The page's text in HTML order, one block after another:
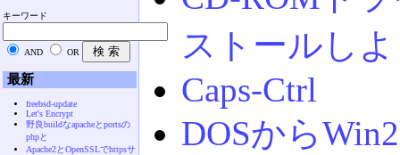
ストールし
Caps-Ctrl
DOSから
キーワード
AND OR
最新
freebsd-update
Let's Encrypt
野良buildなapacheとportsの
phpと
Apache2とOpenSSLでhttpsサ